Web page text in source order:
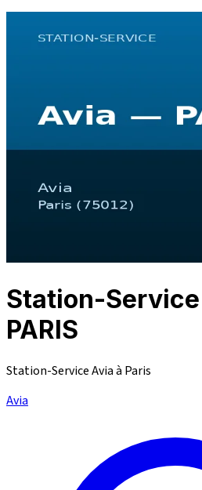
Station-
PARIS
Station-Service Avia à Paris
Avia